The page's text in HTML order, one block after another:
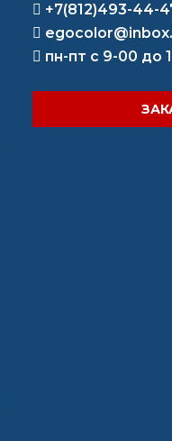
+7(812)493-44-
пн-пт с 9-00 до